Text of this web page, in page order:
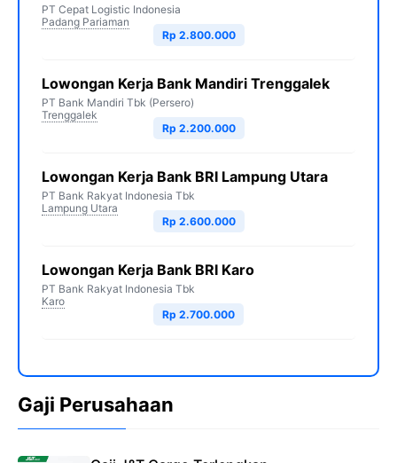
PT Cepat Logistic Indonesia
Padang Pariaman
Rp 2.800.000
Lowongan Kerja Bank Mandiri Trenggalek
PT Bank Mandiri Tbk (Persero)
Trenggalek
Rp 2.200.000
Lowongan Kerja Bank BRI Lampung Utara
PT Bank Rakyat Indonesia Tbk
Lampung Utara
Rp 2.600.000
Lowongan Kerja Bank BRI Karo
PT Bank Rakyat Indonesia Tbk
Karo
Rp 2.700.000
Gaji Perusahaan